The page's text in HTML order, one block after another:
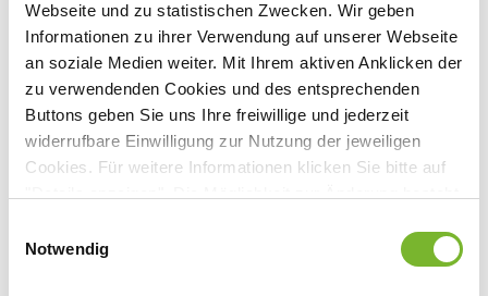
Webseite und zu statistischen Zwecken. Wir geben
Informationen zu ihrer Verwendung auf unserer Webseite
an soziale Medien weiter. Mit Ihrem aktiven Anklicken der
zu verwendenden Cookies und des entsprechenden
Buttons geben Sie uns Ihre freiwillige und jederzeit
widerrufbare Einwilligung zur Nutzung der jeweiligen
Cookies. Für weitere Informationen klicken Sie bitte auf
Datenschutzerklärung
Notwendig
Anbieter:
Universitätsklinikum Essen
Herrn Prof. Thielmann